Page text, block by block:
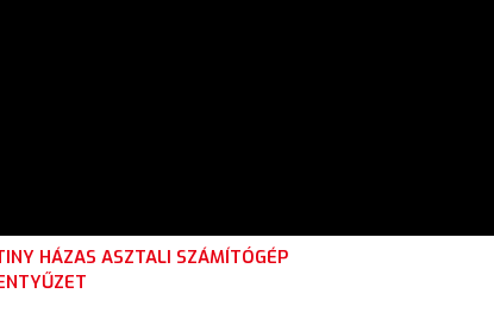
HÁZAS ASZTALI SZÁMÍTÓGÉP